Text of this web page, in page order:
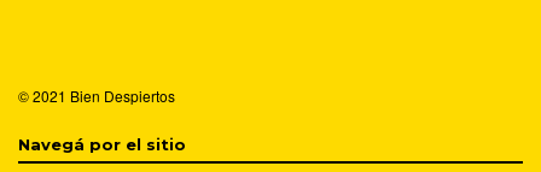
© 2021 Bien Despiertos
Navegá por el sitio